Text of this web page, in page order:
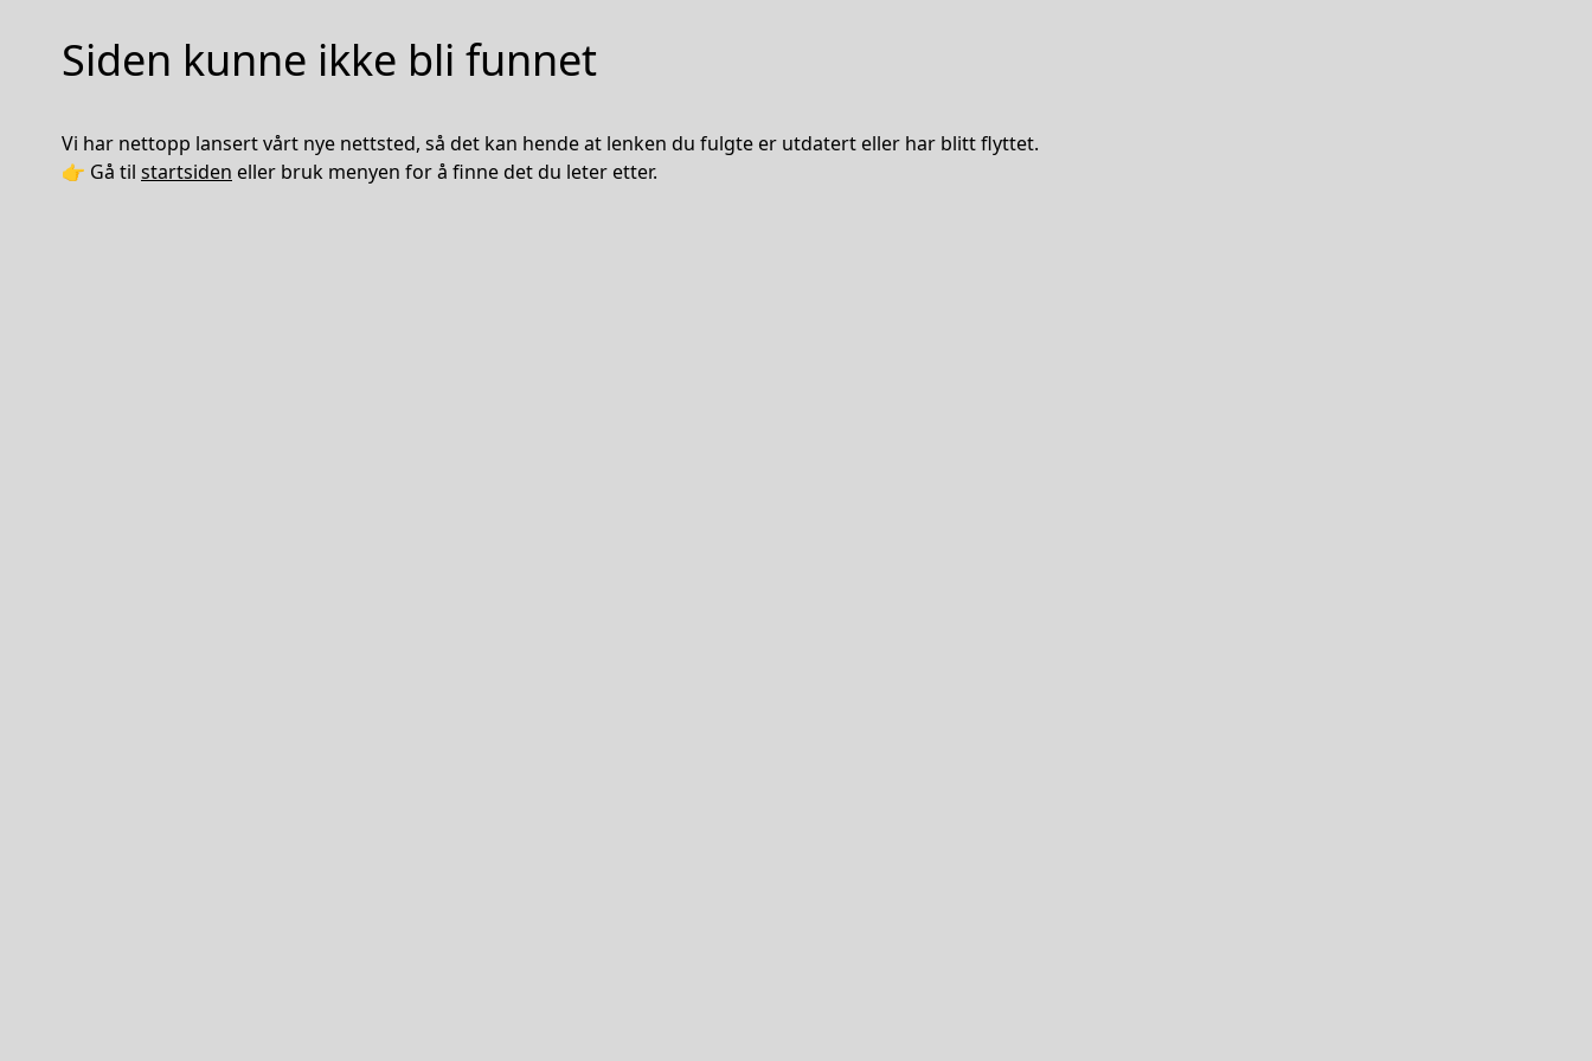
Siden kunne ikke bli funnet
Vi har nettopp lansert vårt nye nettsted, så det kan hende at lenken du fulgte er utdatert eller har blitt flyttet.
👉 Gå til startsiden eller bruk menyen for å finne det du leter etter.